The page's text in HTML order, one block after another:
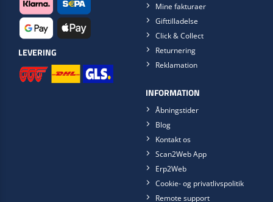
LEVERING
Mine fakturaer
Gifttilladelse
Click & Collect
Returnering
Reklamation
INFORMATION
Åbningstider
Blog
Kontakt os
Scan2Web App
Erp2Web
Cookie- og privatlivspolitik
Remote support